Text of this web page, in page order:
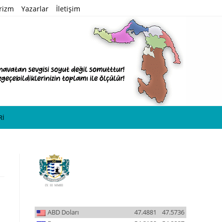
Yazarlar İletişim
ABD Doları 47.5736
47.4881